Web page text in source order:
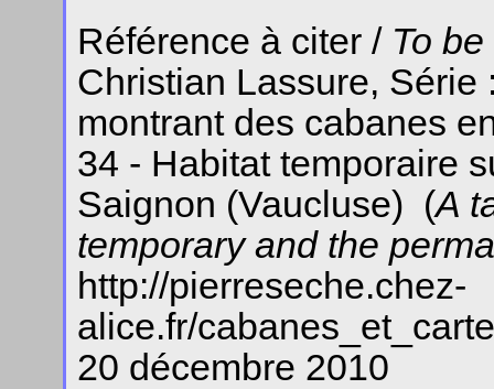
Référence à citer / To
Christian Lassure,
montrant des cabanes
34 - Habitat temporaire
Saignon (Vaucluse) (A
temporary and the
http://pierreseche.chez-
alice.fr/
20 décembre 2010